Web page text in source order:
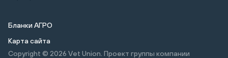
Бланки АГРО
Карта сайта
Copyright © 2026 Vet Union. Проект группы компании